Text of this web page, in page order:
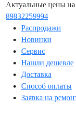
Актуальные цены
89832259994
Распродажи
Новинки
Сервис
Нашли дешевле
Доставка
Способ оплаты
Заявка на